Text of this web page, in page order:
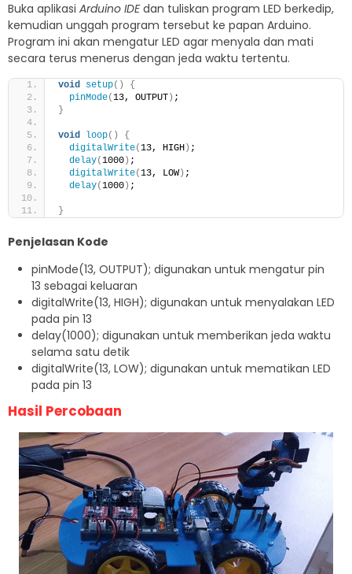
Buka aplikasi Arduino IDEdan tuliskan program LED berkedip,
kemudian unggah program tersebut ke papan Arduino.
Program ini akan mengatur LED agar menyala dan mati
secara terus menerus dengan jeda waktu tertentu.
void setup()
{
pinMode(13, OUTPUT ) ;
}
void loop()
{
digitalWrite(13, HIGH ) ;
delay(1000 ) ;
digitalWrite(13, LOW) ;
delay(1000 ) ;
}
Penjelasan Kode
pinMode(13, OUTPUT); digunakan untuk mengatur pin
13 sebagai keluaran
digitalWrite(13, HIGH); digunakan untuk menyalakan LED
pada pin 13
delay(1000); digunakan untuk memberikan jeda waktu
selama satu detik
digitalWrite(13, LOW); digunakan untuk mematikan LED
pada pin 13
Hasil Percobaan